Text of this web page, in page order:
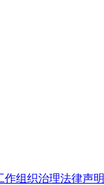
作组织治理法律声明